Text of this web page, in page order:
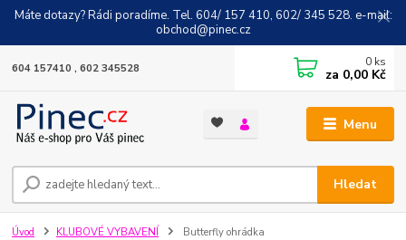
Máte dotazy? Rádi poradíme. Tel. 604/ 157 410, 602/ 345 528. e-mail:
obchod@pinec.cz
Menu
Hledat
604 157410 , 602 345528 0 ks
za 0,00 Kč
Úvod KLUBOVÉ VYBAVENÍ Butterfly ohrádka